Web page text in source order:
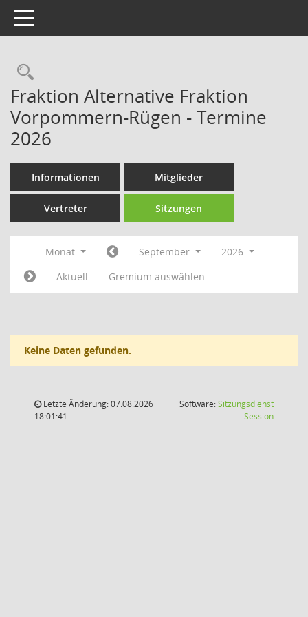
Toggle navigation
Rechercheauswahl
Fraktion Alternative Fraktion
Vorpommern-Rügen - Termine
2026
Informationen Mitglieder
Vertreter Sitzungen
Monat September
2026
Aktuell
Gremium auswählen
Keine Daten gefunden.
Letzte Änderung: 07.08.2026
18:01:41
Software:Sitzungsdienst
Session(Wird in